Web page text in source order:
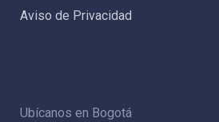
Aviso de Privacidad
Ubícanos en Bogotá